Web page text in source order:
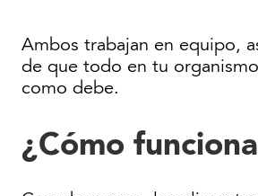
Ambos trabajan en equipo,
de que todo en tu
como debe.
¿Cómo